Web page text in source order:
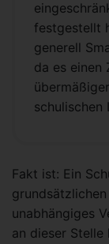
festgestellt
generell
da es einen
schulischen
Fakt ist: Ein
unabhängiges
an dieser